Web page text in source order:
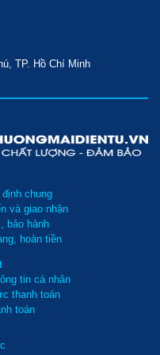
TP. Hồ Chí Minh
chung
và giao nhận
bảo hành
hoàn tiền
tin cá nhân
thanh toán
toán